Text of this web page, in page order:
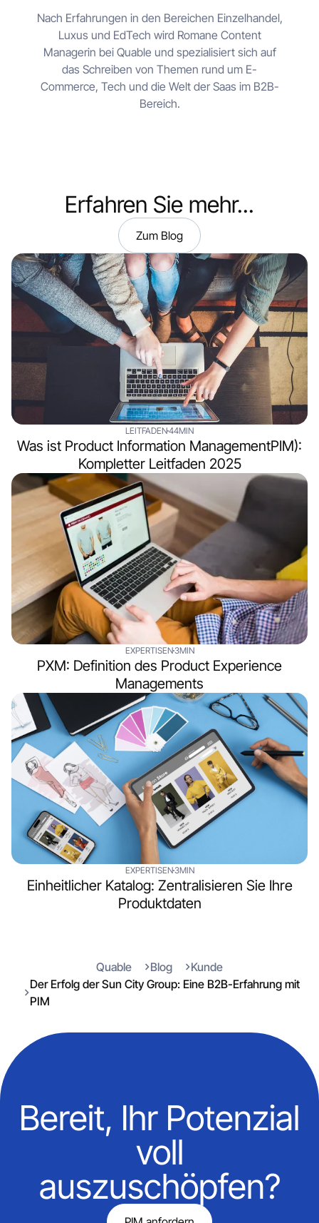
Nach Erfahrungen in den Bereichen Einzelhandel,
Luxus und EdTech wird Romane Content
Managerin bei Quable und spezialisiert sich auf
das Schreiben von Themen rund um E-
Commerce, Tech und die Welt der Saas im B2B-
Bereich.
Erfahren Sie mehr...
Zum Blog
LEITFADEN44MIN
Was ist Product Information ManagementPIM):
Kompletter Leitfaden 2025
EXPERTISEN3MIN
PXM: Definition des Product Experience
Managements
EXPERTISEN3MIN
Einheitlicher Katalog: Zentralisieren Sie Ihre
Produktdaten
Quable Blog
Kunde
Der Erfolg der Sun City Group: Eine B2B-Erfahrung mit
PIM
Bereit, Ihr Potenzial
voll
auszuschöpfen?